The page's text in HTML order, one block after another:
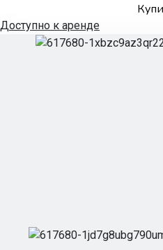
Доступно к аренде